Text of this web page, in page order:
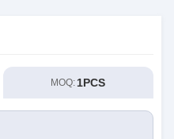
MOQ: 1PCS